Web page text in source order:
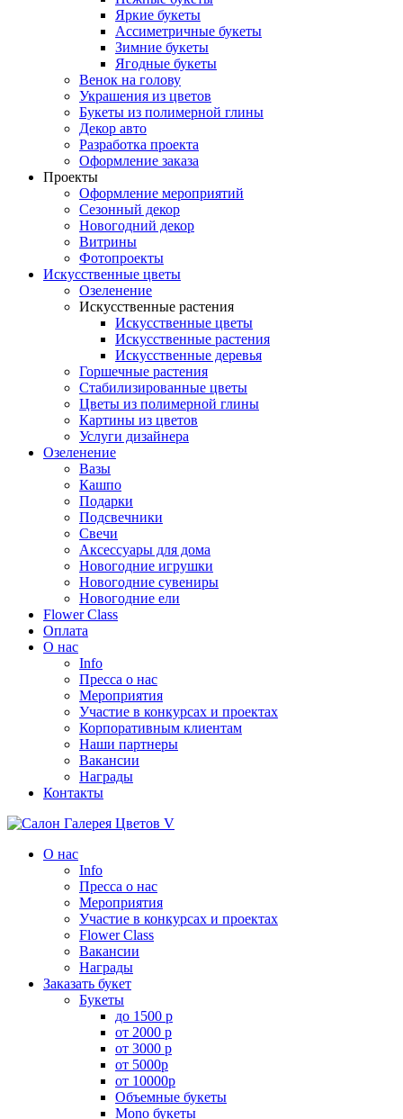
Яркие букеты
Ассиметричные букеты
Зимние букеты
Ягодные букеты
Венок на голову
Украшения из цветов
Букеты из полимерной глины
Декор авто
Разработка проекта
Оформление заказа
Проекты
Оформление мероприятий
Сезонный декор
Новогодний декор
Витрины
Фотопроекты
Искусственные цветы
Озеленение
Искусственные растения
Искусственные цветы
Искусственные растения
Искусственные деревья
Горшечные растения
Стабилизированные цветы
Цветы из полимерной глины
Картины из цветов
Услуги дизайнера
Озеленение
Вазы
Кашпо
Подарки
Подсвечники
Свечи
Аксессуары для дома
Новогодние игрушки
Новогодние сувениры
Новогодние ели
Flower Class
Оплата
О нас
Info
Пресса о нас
Мероприятия
Участие в конкурсах и проектах
Корпоративным клиентам
Наши партнеры
Вакансии
Награды
Контакты
О нас
Info
Пресса о нас
Мероприятия
Участие в конкурсах и проектах
Flower Class
Вакансии
Награды
Заказать букет
Букеты
до 1500 р
от 2000 р
от 3000 р
от 5000р
от 10000р
Объемные букеты
Mono букеты